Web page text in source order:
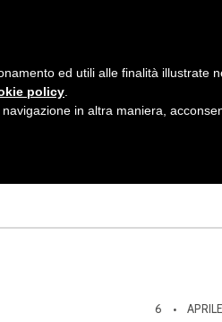
6 APRILE
ed utili alle finalità illustrate
policy
in altra maniera,